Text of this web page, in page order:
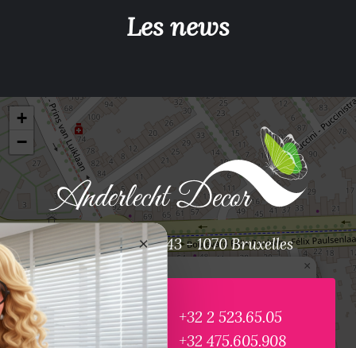
Les news
Anderlecht Décor
Bd. Prince de Liège 43, 1070 Bruxelles
Ouvrir dans Google Maps
×
+
−
Bd. Prince de Liege, 43 - 1070 Bruxelles
+32 2 523.65.05
+32 475.605.908
×